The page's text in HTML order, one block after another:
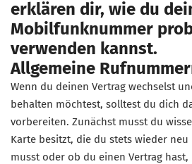
erklären dir, wie du
Mobilfunknummer
verwenden kannst.
Allgemeine
Wenn du deinen Vertrag wechselst
behalten möchtest, solltest du dich
vorbereiten. Zunächst musst du
Karte besitzt, die du stets wieder neu
musst oder ob du einen Vertrag hast,